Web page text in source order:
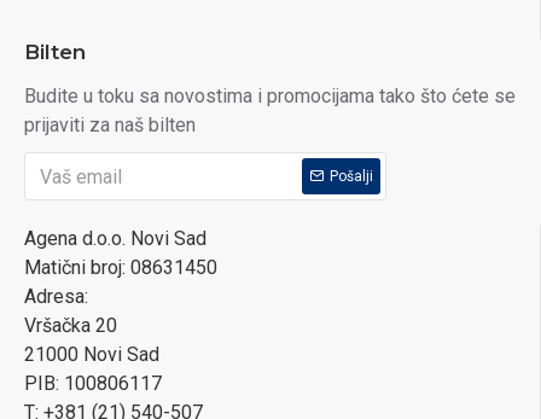
Bilten
Budite u toku sa novostima i promocijama tako što ćete se
prijaviti za naš bilten
Pošalji
Agena d.o.o. Novi Sad
Matični broj: 08631450
Adresa:
Vršačka 20
21000 Novi Sad
PIB: 100806117
T: +381 (21) 540-507